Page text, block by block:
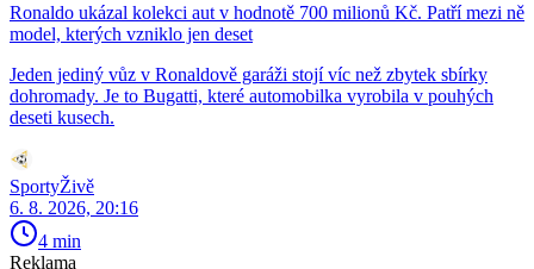
Ronaldo ukázal kolekci aut v hodnotě 700 milionů Kč. Patří mezi ně
model, kterých vzniklo jen deset
Jeden jediný vůz v Ronaldově garáži stojí víc než zbytek sbírky
dohromady. Je to Bugatti, které automobilka vyrobila v pouhých
deseti kusech.
SportyŽivě
6. 8. 2026, 20:16
4 min
Reklama